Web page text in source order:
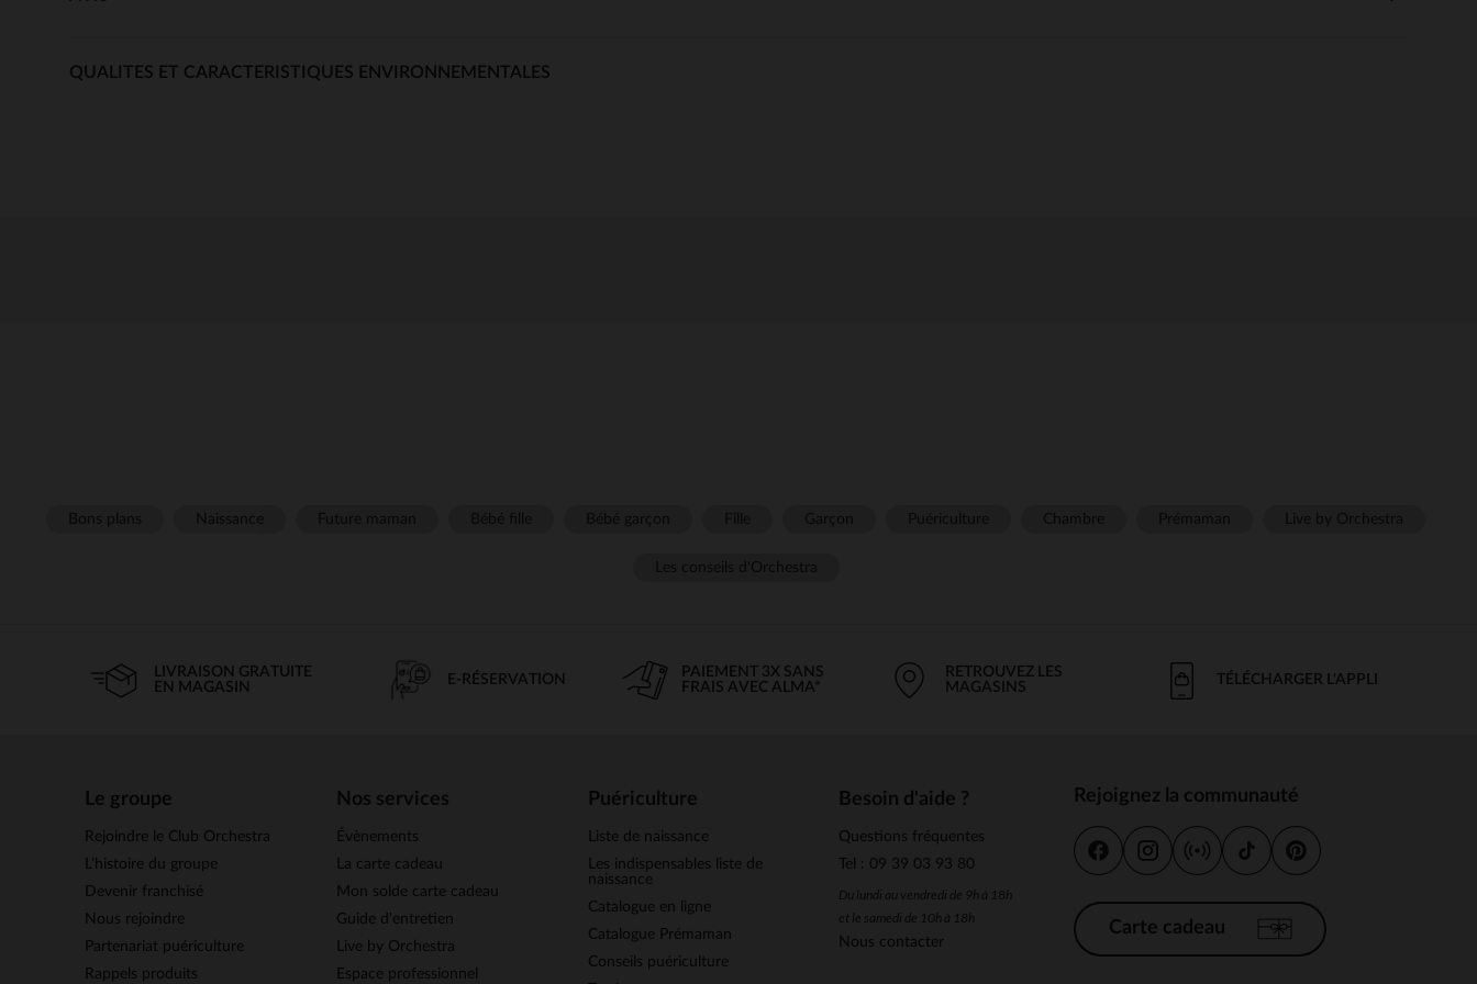
QUALITES ET CARACTERISTIQUES ENVIRONNEMENTALES
LIVRAISON GRATUITE
EN MAGASIN
E-RÉSERVATION
PAIEMENT 3X SANS
FRAIS AVEC ALMA*
RETROUVEZ LES
MAGASINS
TÉLÉCHARGER L'APPLI
Le groupe
Rejoindre le Club Orchestra
L’histoire du groupe
Devenir franchisé
Nous rejoindre
Partenariat puériculture
Rappels produits
Nos services
Évènements
La carte cadeau
Mon solde carte cadeau
Guide d'entretien
Live by Orchestra
Espace professionnel
Puériculture
Liste de naissance
Les indispensables liste de
naissance
Catalogue en ligne
Catalogue Prémaman
Conseils puériculture
Besoin d'aide ?
Questions fréquentes
Tel : 09 39 03 93 80
Du lundi au vendredi de 9h à 18h
et le samedi de 10h à 18h
Nous contacter
Rejoignez la communauté
Carte cadeau